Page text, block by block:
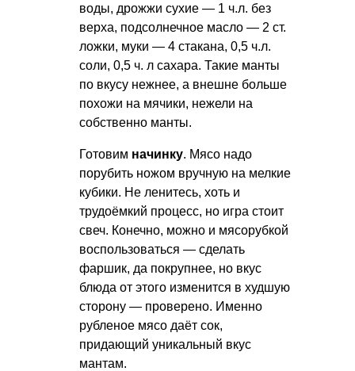
воды, дрожжи сухие — 1 ч.л. без
верха, подсолнечное масло — 2 ст.
ложки, муки — 4 стакана, 0,5 ч.л.
соли, 0,5 ч. л сахара. Такие манты
по вкусу нежнее, а внешне больше
похожи на мячики, нежели на
собственно манты.
Готовим начинку. Мясо надо
порубить ножом вручную на мелкие
кубики. Не ленитесь, хоть и
трудоёмкий процесс, но игра стоит
свеч. Конечно, можно и мясорубкой
воспользоваться — сделать
фаршик, да покрупнее, но вкус
блюда от этого изменится в худшую
сторону — проверено. Именно
рубленое мясо даёт сок,
придающий уникальный вкус
мантам.